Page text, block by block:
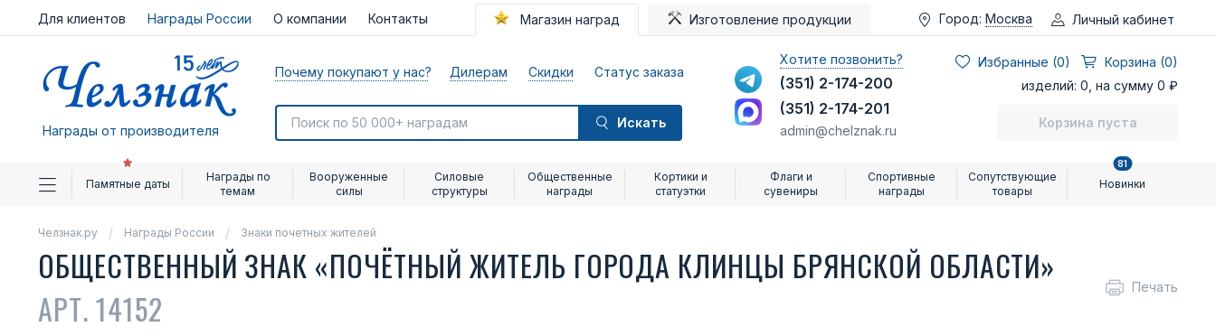
Для клиентов Награды России О компании Контакты Магазин наград Изготовление продукции Город: Москва Личный кабинет
Награды от производителя
Почему покупают у нас? Дилерам Скидки Статус заказа
Искать
Хотите позвонить?
(351) 2-174-200
(351) 2-174-201
admin@chelznak.ru
Избранные (0)
Корзина (0)
изделий: 0, на сумму 0 ₽
Корзина пуста
Памятные даты
Награды по
темам
Вооруженные
силы
Силовые
структуры
Общественные
награды
Кортики и
статуэтки
Флаги и
сувениры
Спортивные
награды
Сопутствующие
товары
Новинки
81
Челзнак.ру Награды России Знаки почетных жителей
ОБЩЕСТВЕННЫЙ ЗНАК «ПОЧЁТНЫЙ ЖИТЕЛЬ ГОРОДА КЛИНЦЫ БРЯНСКОЙ ОБЛАСТИ»
АРТ. 14152
Печать